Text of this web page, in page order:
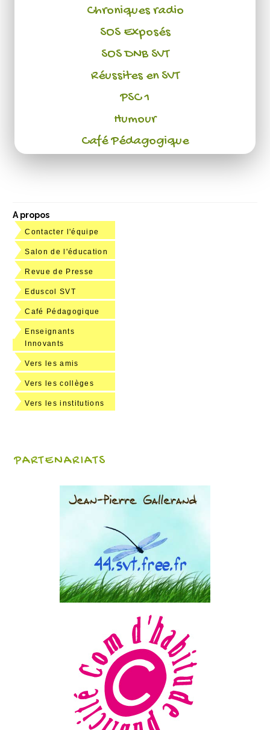
Chroniques radio
SOS Exposés
SOS DNB SVT
Réussites en SVT
PSC 1
Humour
Café Pédagogique
A propos
Contacter l'équipe
Salon de l'éducation
Revue de Presse
Eduscol SVT
Café Pédagogique
Enseignants
Innovants
Vers les amis
Vers les collèges
Vers les institutions
PARTENARIATS